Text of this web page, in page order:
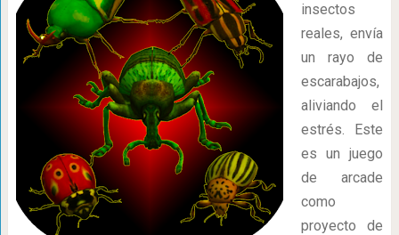
insectos
reales, envía
un rayo de
escarabajos,
aliviando el
estrés. Este
es un juego
de arcade
como
proyecto de